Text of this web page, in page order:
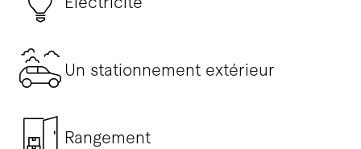
Un stationnement extérieur
Rangement